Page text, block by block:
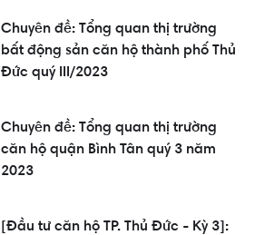
Chuyên đề: Tổng quan thị trường
bất động sản căn hộ thành phố Thủ
Đức quý III/2023
Chuyên đề: Tổng quan thị trường
căn hộ quận Bình Tân quý 3 năm
2023
[Đầu tư căn hộ TP. Thủ Đức - Kỳ 3]: